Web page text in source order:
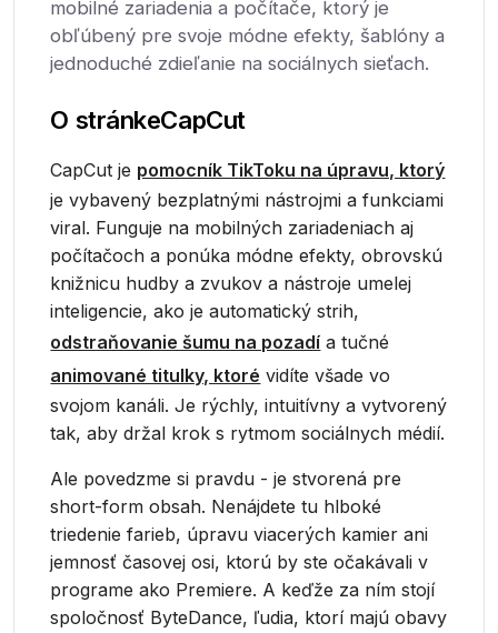
mobilné zariadenia a počítače, ktorý je
obľúbený pre svoje módne efekty, šablóny a
jednoduché zdieľanie na sociálnych sieťach.
O stránkeCapCut
CapCut je pomocník TikToku na úpravu, ktorý
je vybavený bezplatnými nástrojmi a funkciami
viral. Funguje na mobilných zariadeniach aj
počítačoch a ponúka módne efekty, obrovskú
knižnicu hudby a zvukov a nástroje umelej
inteligencie, ako je automatický strih,
odstraňovanie šumu na pozadí a tučné
animované titulky, ktoré vidíte všade vo
svojom kanáli. Je rýchly, intuitívny a vytvorený
tak, aby držal krok s rytmom sociálnych médií.
Ale povedzme si pravdu - je stvorená pre
short-form obsah. Nenájdete tu hlboké
triedenie farieb, úpravu viacerých kamier ani
jemnosť časovej osi, ktorú by ste očakávali v
programe ako Premiere. A keďže za ním stojí
spoločnosť ByteDance, ľudia, ktorí majú obavy